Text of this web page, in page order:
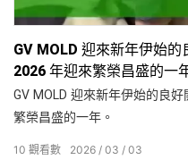
GV MOLD 迎來新年伊始
2026 年迎來繁榮昌盛的一
GV MOLD 迎來新年伊始的良
繁榮昌盛的一年。
2026 03 03
10 觀看數